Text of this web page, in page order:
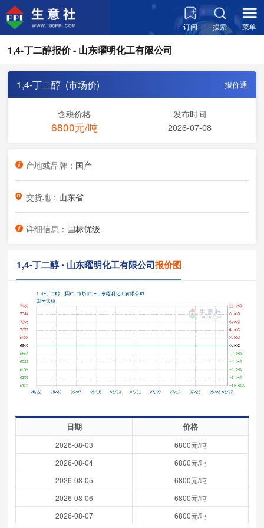
订阅 搜索 菜单
1,4-丁二醇报价 - 山东曜明化工有限公司
1,4-丁二醇 (市场价) 报价通
含税价格
6800元/吨
发布时间
2026-07-08
产地或品牌： 国产
交货地： 山东省
详细信息： 国标优级
1,4-丁二醇 • 山东曜明化工有限公司报价图
日期 价格
2026-08-03
6800元/吨
2026-08-04
6800元/吨
2026-08-05
6800元/吨
2026-08-06
6800元/吨
2026-08-07
6800元/吨